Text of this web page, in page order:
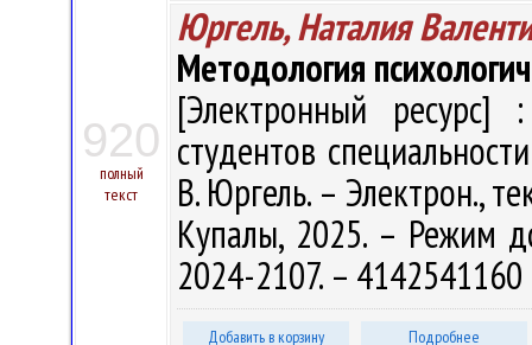
920
полный
текст
Юргель, Наталия
Методология
[Электронный ресурс]
студентов
В. Юргель. – Электрон.,
Купалы, 2025. – Режим
2024-2107. –
Добавить в корзину Подробнее